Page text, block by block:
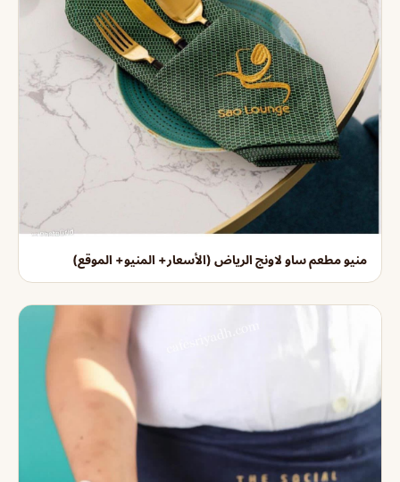
منيو مطعم ساو لاونج الرياض (الأسعار+ المنيو+ الموقع)